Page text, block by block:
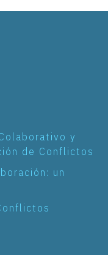
y
de Conflictos
un